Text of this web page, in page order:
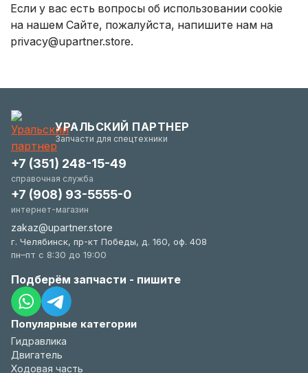
Если у вас есть вопросы об использовании cookie
на нашем Сайте, пожалуйста, напишите нам на
privacy@upartner.store.
УРАЛЬСКИЙ ПАРТНЕР
Запчасти для спецтехники
Популярные категории
Гидравлика
Двигатель
Ходовая часть
+7 (351) 248-15-49
справочная служба
+7 (908) 93-5555-0
интернет-магазин
zakaz@upartner.store
г. Челябинск, пр-кт Победы, д. 160, оф. 408
пн–пт с 8:30 до 19:00
Подберём запчасти - пишите